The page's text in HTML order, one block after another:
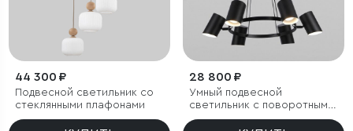
44 300 ₽
Подвесной светильник со
стеклянными плафонами
28 800 ₽
Умный подвесной
светильник с поворотным
механизмом